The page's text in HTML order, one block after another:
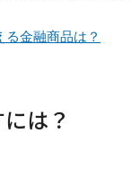
金融商品は？
は？